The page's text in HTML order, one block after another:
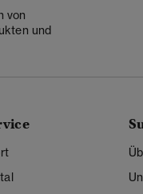
von
und